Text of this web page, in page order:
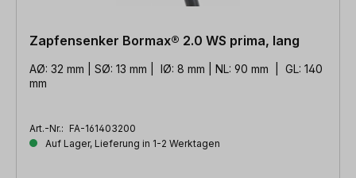
Zapfensenker Bormax® 2.0 WS prima, lang
AØ: 32 mm | SØ: 13 mm | IØ: 8 mm | NL: 90 mm | GL: 140
mm
Art.-Nr.: FA-161403200
Auf Lager, Lieferung in 1-2 Werktagen